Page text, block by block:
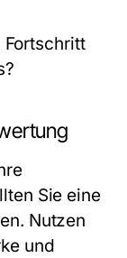
Fortschritt
Sie eine
Nutzen
und